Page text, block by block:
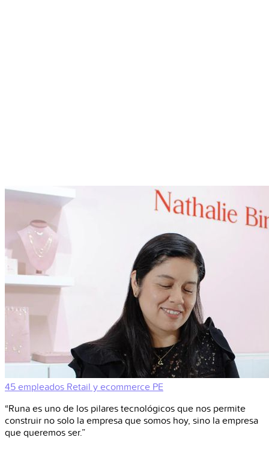
45 empleados Retail y ecommerce PE
“Runa es uno de los pilares tecnológicos que nos permite
construir no solo la empresa que somos hoy, sino la empresa
que queremos ser.”